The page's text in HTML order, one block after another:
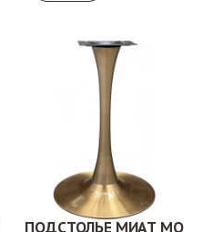
ПОДСТОЛЬЕ МИАТ МО